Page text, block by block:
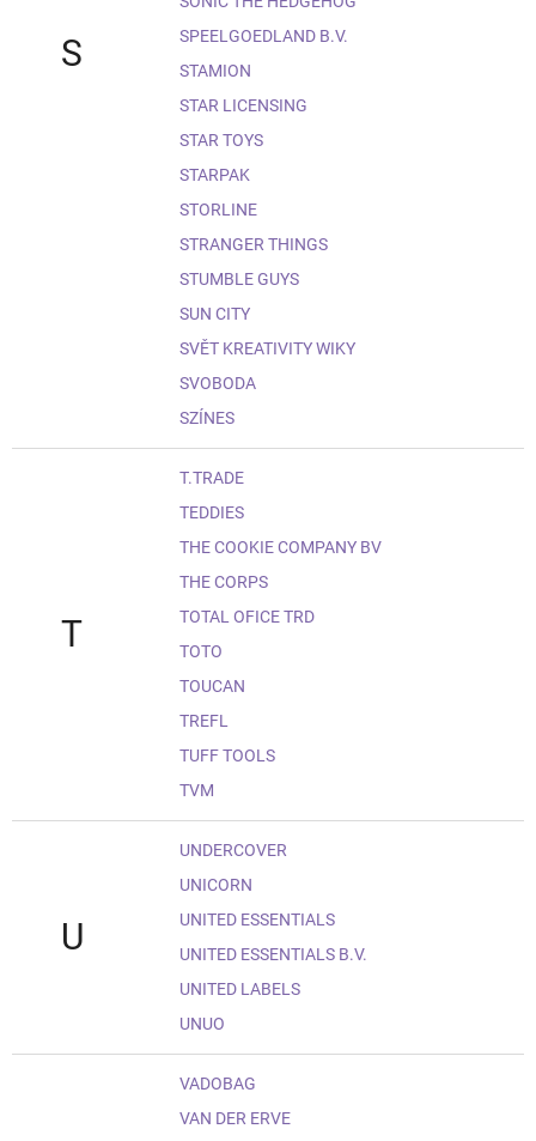
S
SPEELGOEDLAND B.V.
STAMION
STAR LICENSING
STAR TOYS
STARPAK
STORLINE
STRANGER THINGS
STUMBLE GUYS
SUN CITY
SVĚT KREATIVITY WIKY
SVOBODA
SZÍNES
T
T.TRADE
TEDDIES
THE COOKIE COMPANY BV
THE CORPS
TOTAL OFICE TRD
TOTO
TOUCAN
TREFL
TUFF TOOLS
TVM
U
UNDERCOVER
UNICORN
UNITED ESSENTIALS
UNITED ESSENTIALS B.V.
UNITED LABELS
UNUO
VADOBAG
VAN DER ERVE